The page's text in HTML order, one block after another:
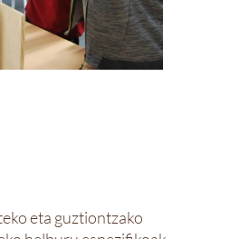
eta guztiontzako